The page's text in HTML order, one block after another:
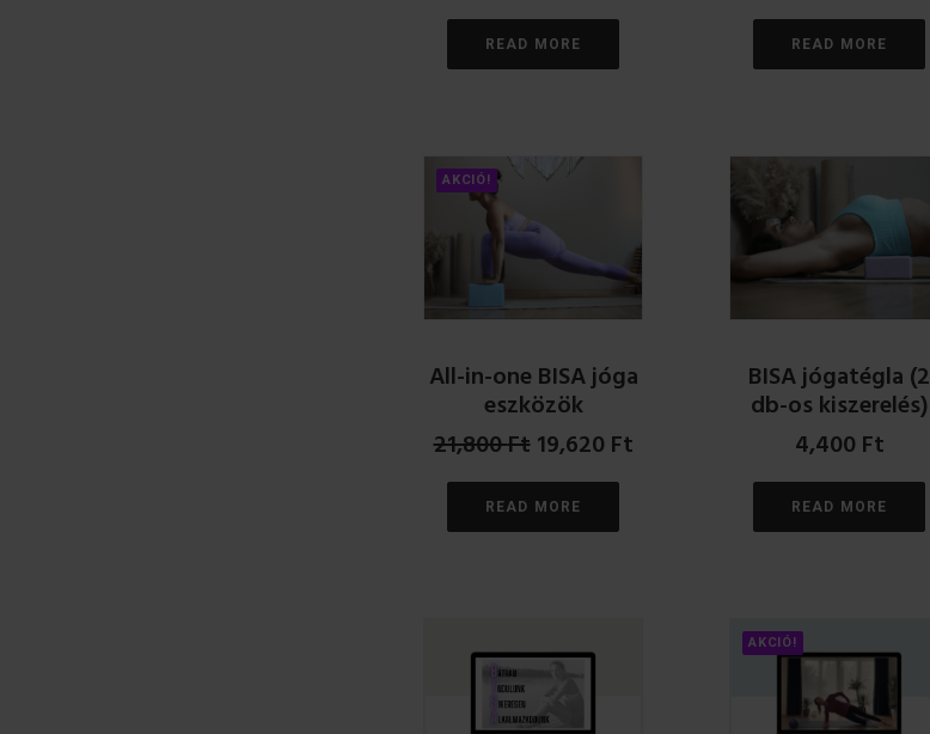
READ MORE READ MORE
AKCIÓ!
All-in-one BISA jóga
eszközök
21,800Ft Original
price
was:
21,800 Ft.
19,620FtCurrent
READ MORE
BISA jógatégla (2
db-os kiszerelés)
4,400Ft
READ MORE
AKCIÓ!